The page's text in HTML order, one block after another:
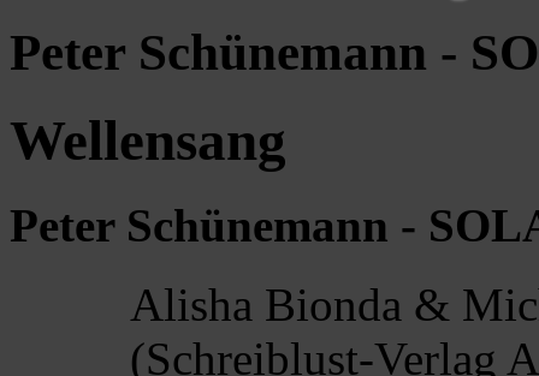
Peter Schünemann -
Wellensang
Peter Schünemann -
Alisha Bionda &
(Schreiblust-Verlag